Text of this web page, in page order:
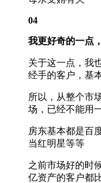
04
我更好奇的一点
关于这一点，我
经手的客户，基
所以，从整个市
场，已经不能用
房东基本都是百
当红明星等等
之前市场好的时
亿资产的客户都